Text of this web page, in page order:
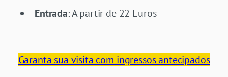
Entrada: A partir de 22 Euros
Garanta sua visita com ingressos antecipados